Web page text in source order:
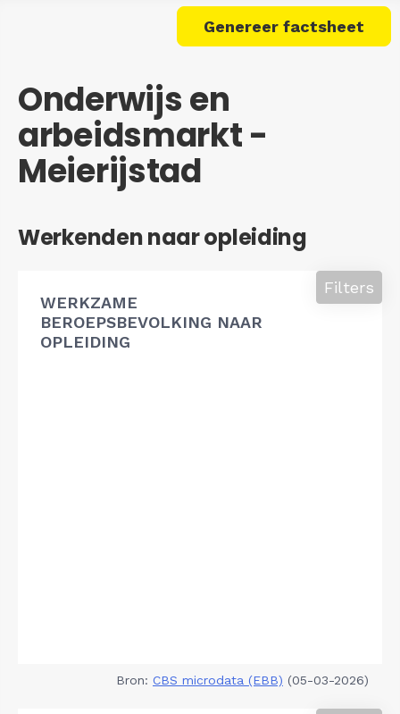
Genereer factsheet
Onderwijs en
arbeidsmarkt -
Meierijstad
Werkenden naar opleiding
WERKZAME
BEROEPSBEVOLKING NAAR
OPLEIDING
Filters
Bron: CBS microdata (EBB) (05-03-2026)